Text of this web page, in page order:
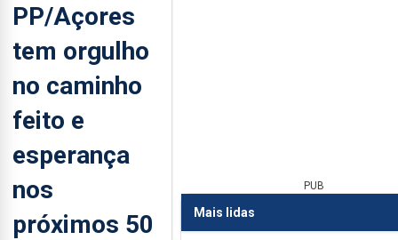
PP/Açores
tem orgulho
no caminho
feito e
esperança
nos
próximos 50
PUB
Mais lidas